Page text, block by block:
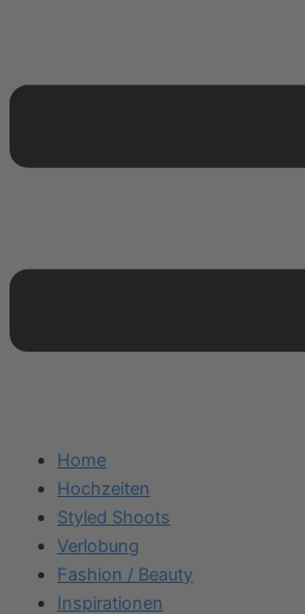
Home
Hochzeiten
Styled Shoots
Verlobung
Fashion / Beauty
Inspirationen